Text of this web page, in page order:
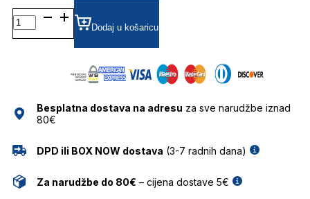
KALEOSWINTER1 DIOPTRIJSKI
OKVIRI
KALEOS
Dodaj u košaricu
Besplatna dostava na adresu za sve narudžbe iznad
80€
DPD ili BOX NOW dostava (3-7 radnih dana)
Za narudžbe do 80€ – cijena dostave 5€